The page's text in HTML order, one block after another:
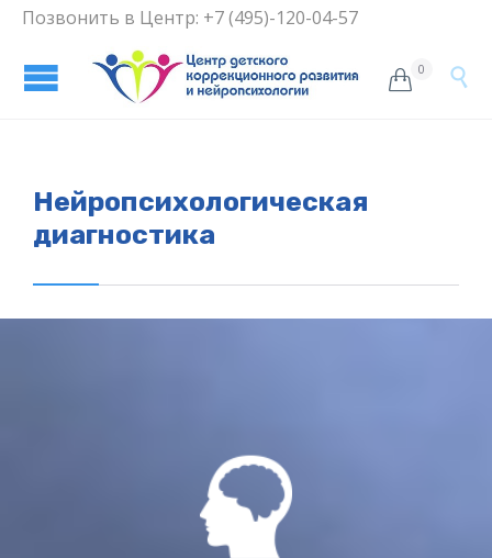
Позвонить в Центр: +7 (495)-120-04-57
 0 
Нейропсихологическая
диагностика